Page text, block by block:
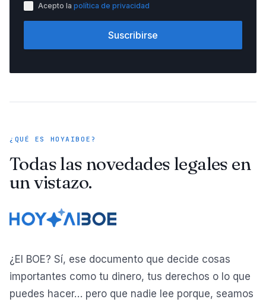
Acepto la política de privacidad
Suscribirse
¿QUÉ ES HOYAIBOE?
Todas las novedades legales en
un vistazo.
¿El BOE? Sí, ese documento que decide cosas
importantes como tu dinero, tus derechos o lo que
puedes hacer… pero que nadie lee porque, seamos